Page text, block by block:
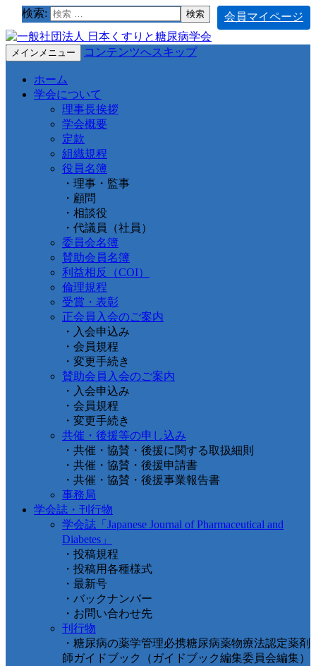
会員マイページ
検索:
メインメニュー コンテンツへスキップ
ホーム
学会について
理事長挨拶
学会概要
定款
組織規程
役員名簿
・理事・監事
・顧問
・相談役
・代議員（社員）
委員会名簿
賛助会員名簿
利益相反（COI）
倫理規程
受賞・表彰
正会員入会のご案内
・入会申込み
・会員規程
・変更手続き
賛助会員入会のご案内
・入会申込み
・会員規程
・変更手続き
共催・後援等の申し込み
・共催・協賛・後援に関する取扱細則
・共催・協賛・後援申請書
・共催・協賛・後援事業報告書
事務局
学会誌・刊行物
学会誌「Japanese Journal of Pharmaceutical and
Diabetes」
・投稿規程
・投稿用各種様式
・最新号
・バックナンバー
・お問い合わせ先
刊行物
・糖尿病の薬学管理必携糖尿病薬物療法認定薬剤
師ガイドブック（ガイドブック編集委員会編集）